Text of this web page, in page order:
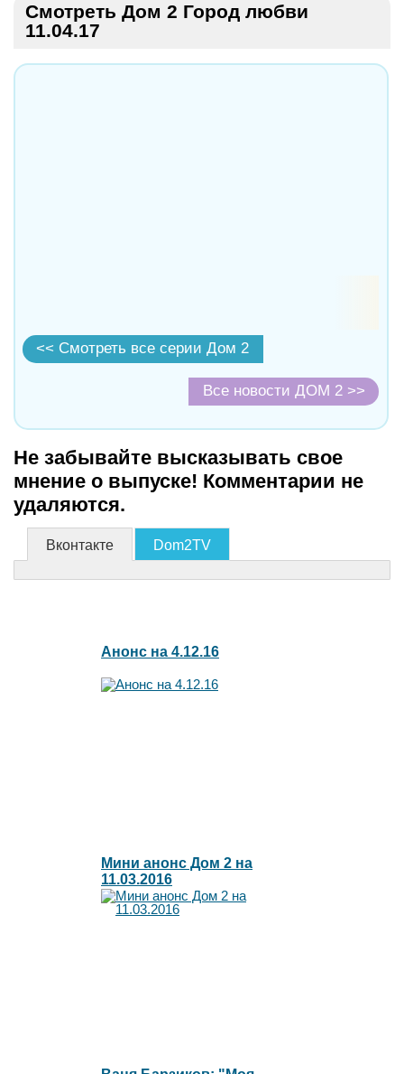
Смотреть Дом 2 Город любви
11.04.17
<< Смотреть все серии Дом 2
Все новости ДОМ 2 >>
Не забывайте высказывать свое
мнение о выпуске! Комментарии не
удаляются.
Вконтакте Dom2TV
Анонс на 4.12.16
Мини анонс Дом 2 на
11.03.2016